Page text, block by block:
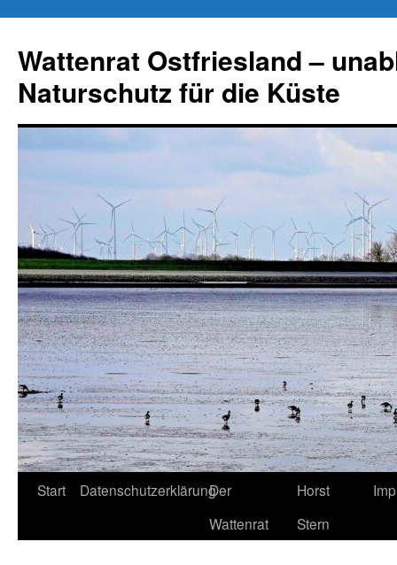
springen
Wattenrat Ostfriesland –
Naturschutz für die Küste
Start DatenschutzerklärungDer
Wattenrat
Horst
Stern